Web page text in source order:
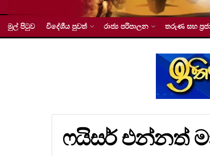
මුල් පිටුව විදේශීය පුවත් රාජ්‍ය පරිපාලන තරුණ සහ
ෆයිසර් එන්නත්